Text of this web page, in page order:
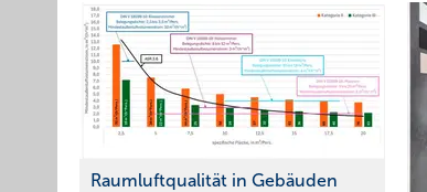
Raumluftqualität in Gebäuden